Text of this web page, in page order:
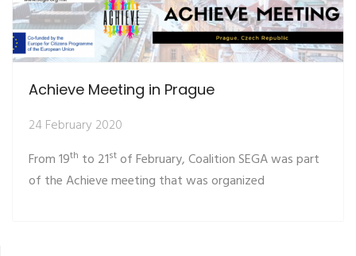
Achieve Meeting in Prague
24 February 2020
From 19th to 21st of February, Coalition SEGA was part
of the Achieve meeting that was organized